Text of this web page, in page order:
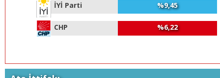
İYİ Parti %9,45
CHP %6,22